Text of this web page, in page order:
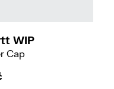
WIP
Cap